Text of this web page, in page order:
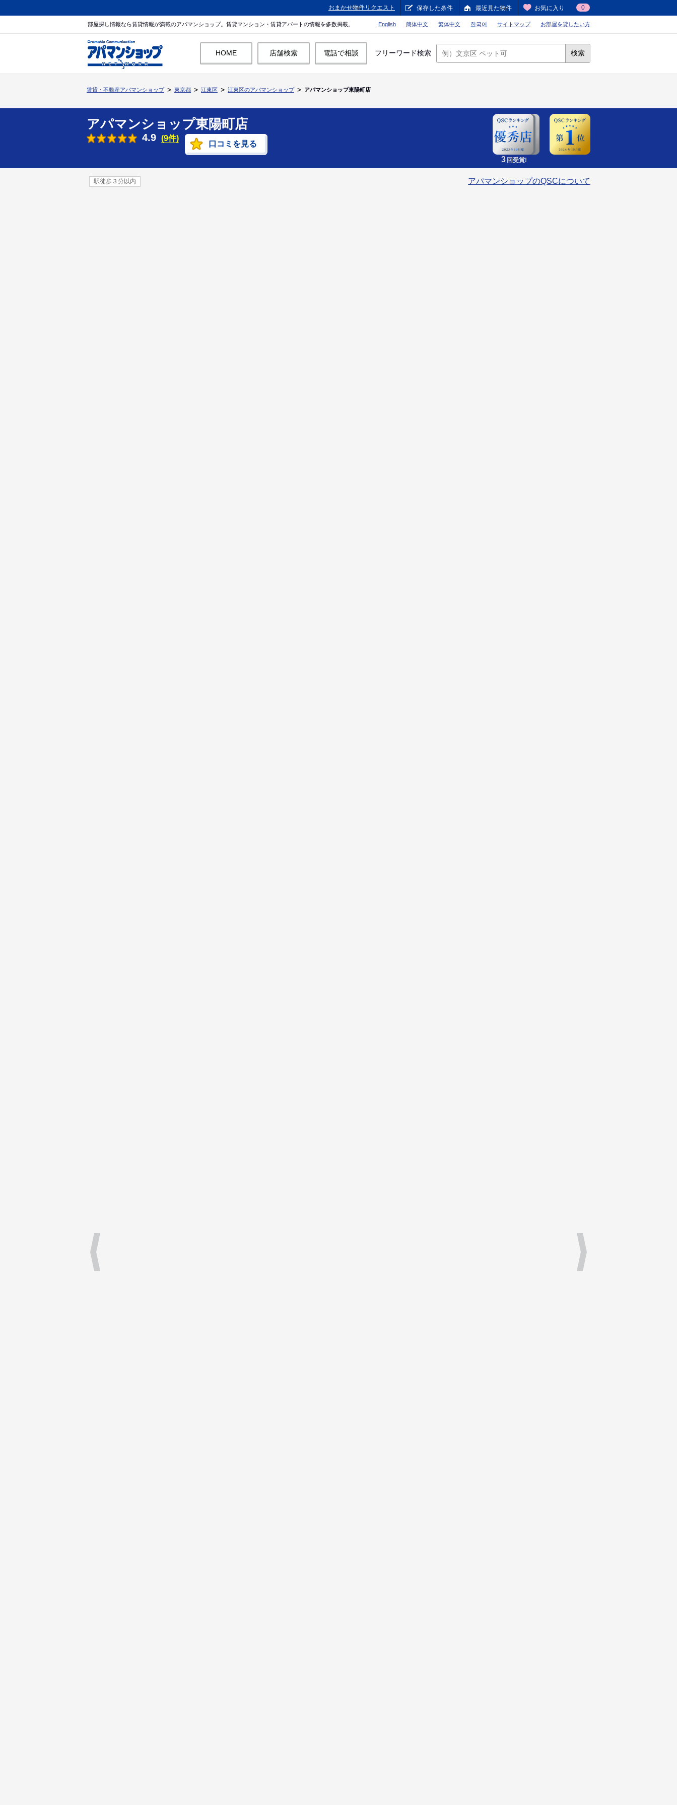
おまかせ物件リクエスト 保存した条件 最近見た物件 お気に入り 0
部屋探し情報なら賃貸情報が満載のアパマンショップ。賃貸マンション・賃貸アパートの情報を多数掲載。 English 簡体中文 繁体中文 한국어 サイトマップ お部屋を貸したい方
HOME 店舗検索 電話で相談 フリーワード検索 検索
賃貸・不動産アパマンショップ 東京都 江東区 江東区のアパマンショップ アパマンショップ東陽町店
アパマンショップ東陽町店
4.9 (9件)
口コミを見る
3 回受賞!
駅徒歩３分以内 アパマンショップのQSCについて